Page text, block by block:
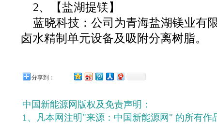
2、【盐湖提镁】
蓝晓科技：公司为青海盐湖镁业有
卤水精制单元设备及吸附分离树脂。
分享到：
中国新能源网版权及免责声明：
1、凡本网注明"来源：中国新能源网" 的所有作